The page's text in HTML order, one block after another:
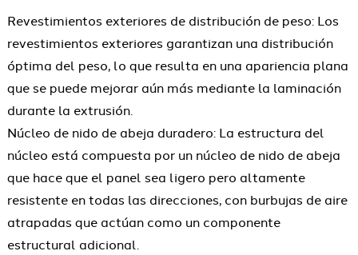
Revestimientos exteriores de distribución de peso: Los
revestimientos exteriores garantizan una distribución
óptima del peso, lo que resulta en una apariencia plana
que se puede mejorar aún más mediante la laminación
durante la extrusión.
Núcleo de nido de abeja duradero: La estructura del
núcleo está compuesta por un núcleo de nido de abeja
que hace que el panel sea ligero pero altamente
resistente en todas las direcciones, con burbujas de aire
atrapadas que actúan como un componente
estructural adicional.